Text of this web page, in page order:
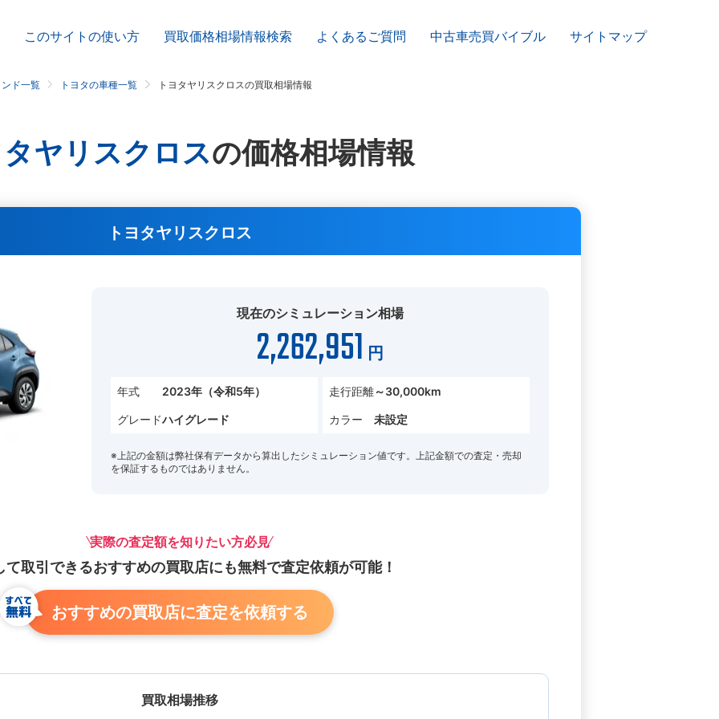
このサイトの使い方 買取価格相場情報検索 よくあるご質問 中古車売買バイブル サイトマップ
ド一覧 トヨタの車種一覧 トヨタヤリスクロスの買取相場情報
ヤリスクロスの価格相場情報
トヨタヤリスクロス
現在のシミュレーション相場
2,262,951 円
年式 2023年（令和5年） 走行距離～30,000km
グレードハイグレード カラー 未設定
※上記の金額は弊社保有データから算出したシミュレーション値です。上記金額での査定・売却
を保証するものではありません。
実際の査定額を知りたい方必見
て取引できるおすすめの買取店にも無料で査定依頼が可能！
おすすめの買取店に査定を依頼する
買取相場推移